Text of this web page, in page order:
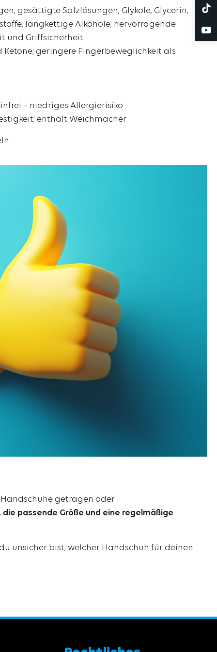
gesättigte Salzlösungen, Glykole, Glycerin,
langkettige Alkohole; hervorragende
und Griffsicherheit
geringere Fingerbeweglichkeit als
– niedriges Allergierisiko
enthält Weichmacher
getragen oder
passende Größe und eine regelmäßige
unsicher bist, welcher Handschuh für deinen